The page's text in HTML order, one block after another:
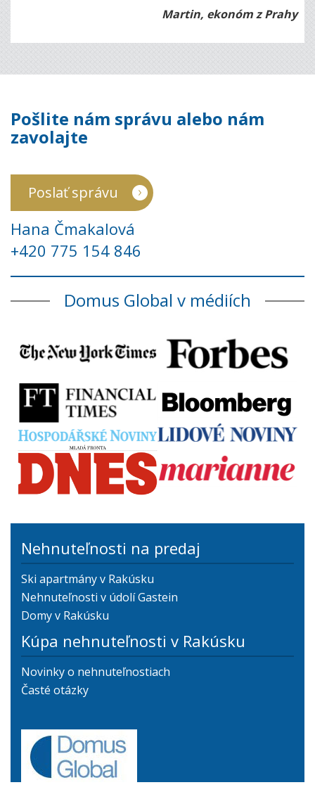
Martin, ekonóm z Prahy
Pošlite nám správu alebo nám
zavolajte
Poslať správu
Hana Čmakalová
+420 775 154 846
Domus Global v médiích
Nehnuteľnosti na predaj
Ski apartmány v Rakúsku
Nehnuteľnosti v údolí Gastein
Domy v Rakúsku
Kúpa nehnuteľnosti v Rakúsku
Novinky o nehnuteľnostiach
Časté otázky